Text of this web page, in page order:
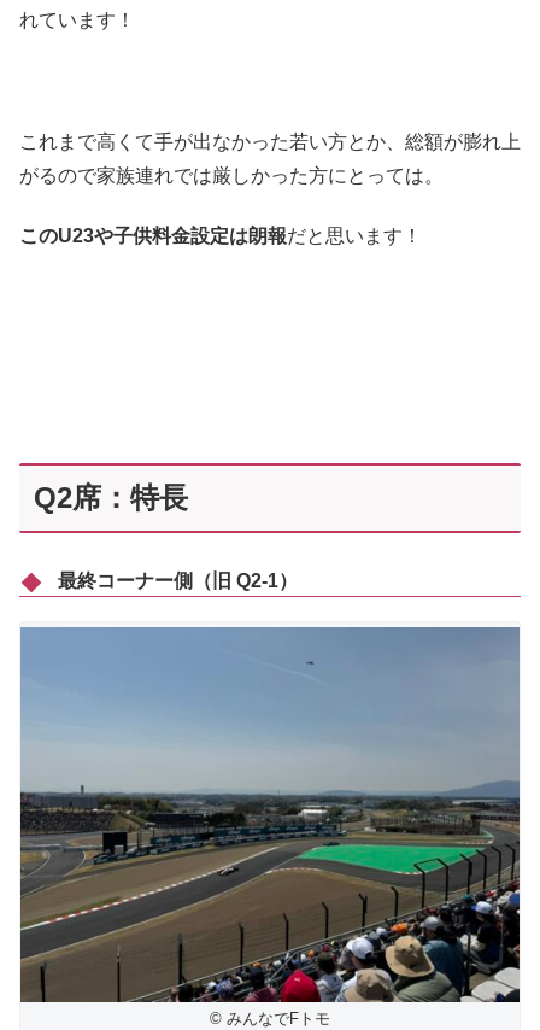
れています！
これまで高くて手が出なかった若い方とか、総額が膨れ上
がるので家族連れでは厳しかった方にとっては。
このU23や子供料金設定は朗報だと思います！
Q2席：特長
最終コーナー側（旧 Q2-1）
© みんなでFトモ